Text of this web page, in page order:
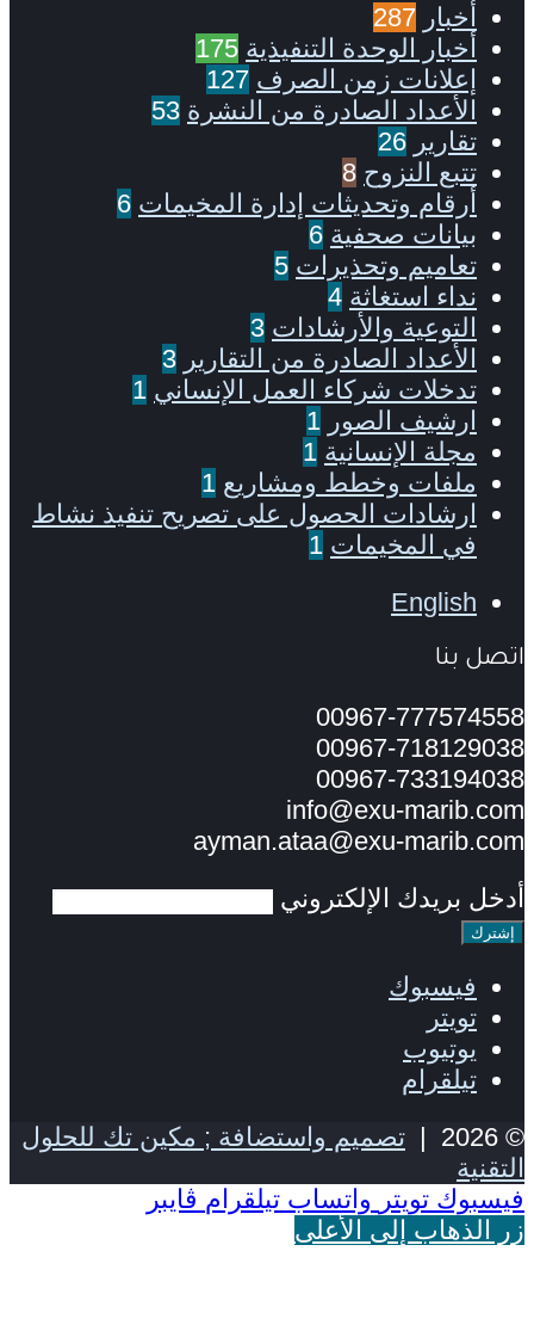
أخبار 287
أخبار الوحدة التنفيذية 175
إعلانات زمن الصرف 127
الأعداد الصادرة من النشرة 53
تقارير 26
تتبع النزوح 8
أرقام وتحديثات إدارة المخيمات 6
بيانات صحفية 6
تعاميم وتحذيرات 5
نداء استغاثة 4
التوعية والأرشادات 3
الأعداد الصادرة من التقارير 3
تدخلات شركاء العمل الإنساني 1
ارشيف الصور 1
مجلة الإنسانية 1
ملفات وخطط ومشاريع 1
ارشادات الحصول على تصريح تنفيذ نشاط
في المخيمات 1
English
اتصل بنا
00967-777574558
00967-718129038
00967-733194038
info@exu-marib.com
ayman.ataa@exu-marib.com
أدخل بريدك الإلكتروني
فيسبوك
تويتر
يوتيوب
تيلقرام
© 2026 |
تصميم واستضافة ; مكين تك للحلول
التقنية
فيسبوك تويتر واتساب تيلقرام ڤايبر
زر الذهاب إلى الأعلى